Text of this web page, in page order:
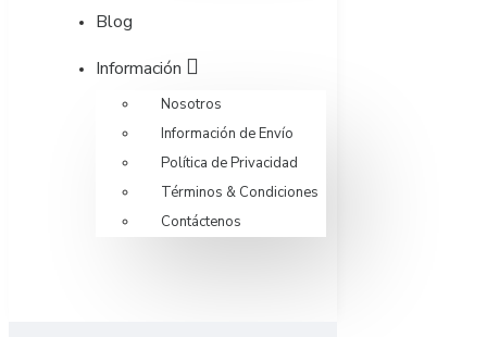
Blog
Información
Nosotros
Información de Envío
Política de Privacidad
Términos & Condiciones
Contáctenos